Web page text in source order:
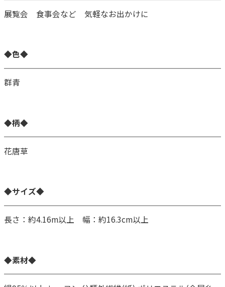
展覧会 食事会など 気軽なお出かけに
◆色◆
群青
◆柄◆
花唐草
◆サイズ◆
長さ：約4.16m以上 幅：約16.3cm以上
◆素材◆